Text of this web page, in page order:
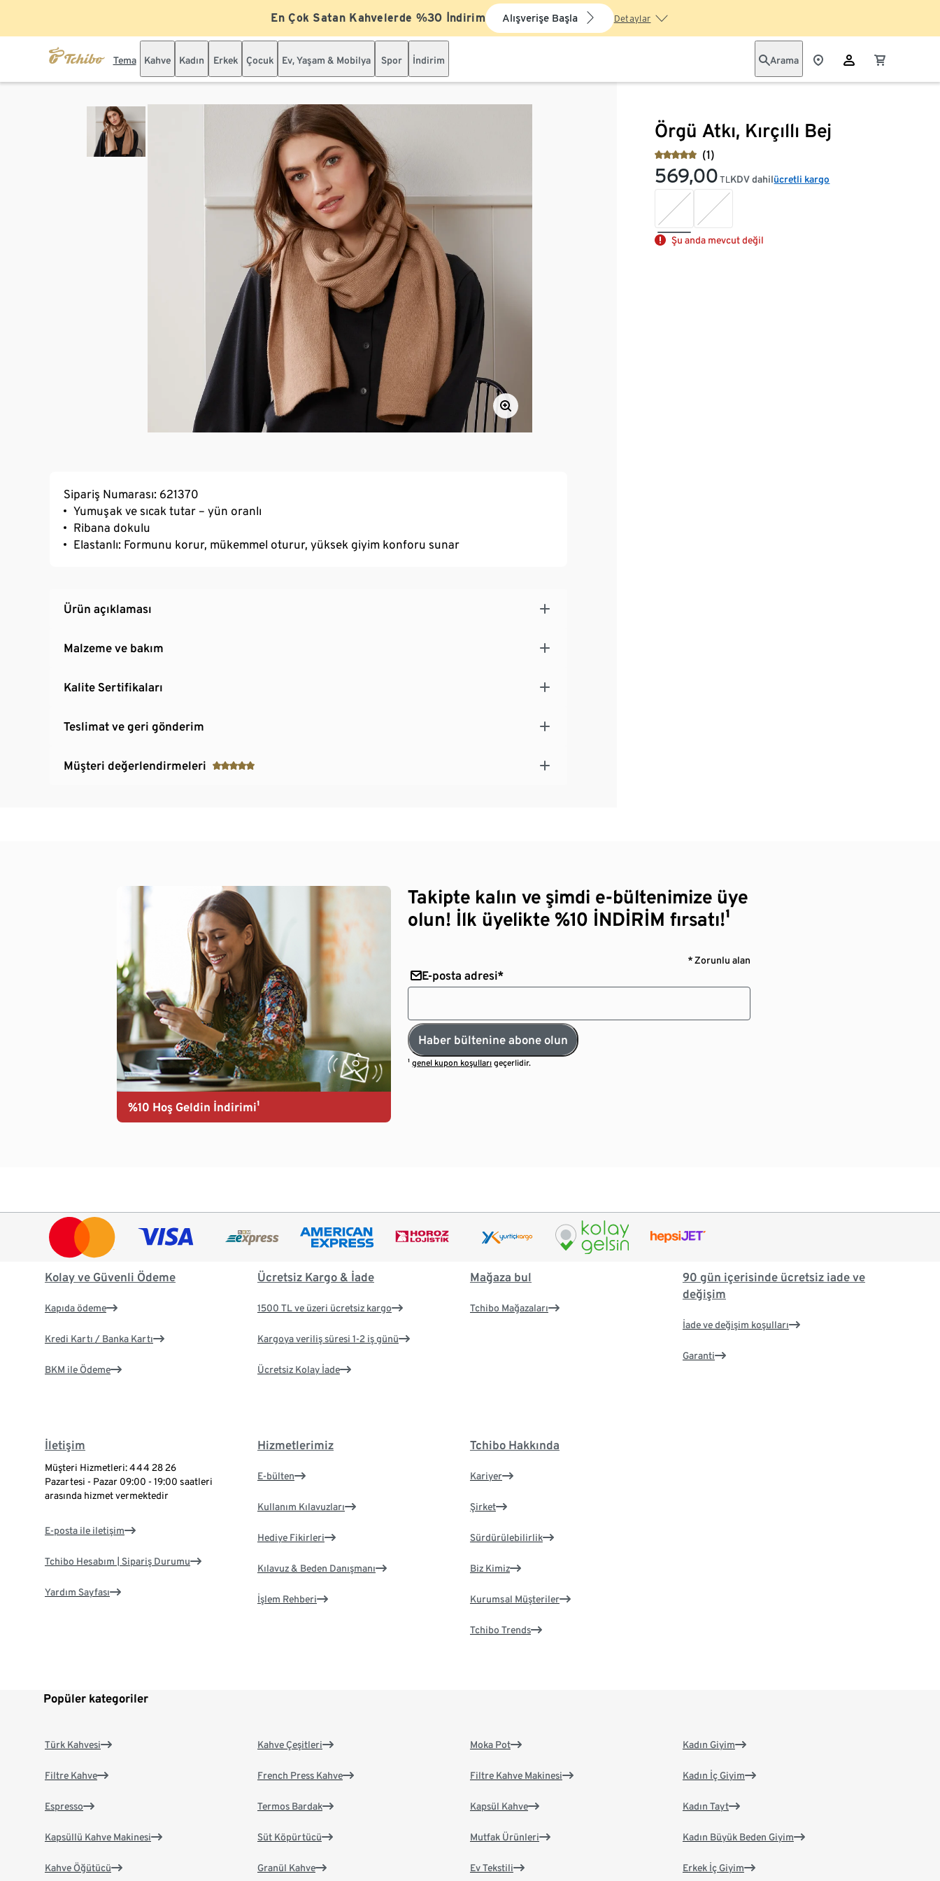
En Çok Satan Kahvelerde %30 İndirim Alışverişe Başla Detaylar
Tema Kahve Kadın Erkek Çocuk Ev, Yaşam & Mobilya Spor İndirim Arama
Örgü Atkı, Kırçıllı Bej
(1)
569,00 TLKDV dahilücretli kargo
Şu anda mevcut değil
Sipariş Numarası: 621370
Yumuşak ve sıcak tutar – yün oranlı
Ribana dokulu
Elastanlı: Formunu korur, mükemmel oturur, yüksek giyim konforu sunar
Ürün açıklaması
Malzeme ve bakım
Kalite Sertifikaları
Teslimat ve geri gönderim
Müşteri değerlendirmeleri
%10 Hoş Geldin İndirimi¹
Takipte kalın ve şimdi e-bültenimize üye
olun! İlk üyelikte %10 İNDİRİM fırsatı!¹
* Zorunlu alan
E-posta adresi*
Haber bültenine abone olun
¹genel kupon koşulları geçerlidir.
Kolay ve Güvenli Ödeme
Kapıda ödeme
Kredi Kartı / Banka Kartı
BKM ile Ödeme
Ücretsiz Kargo & İade
1500 TL ve üzeri ücretsiz kargo
Kargoya veriliş süresi 1-2 iş günü
Ücretsiz Kolay İade
Mağaza bul
Tchibo Mağazaları
90 gün içerisinde ücretsiz iade ve
değişim
İade ve değişim koşulları
Garanti
İletişim
Müşteri Hizmetleri: 444 28 26
Pazartesi - Pazar 09:00 - 19:00 saatleri
arasında hizmet vermektedir
E-posta ile iletişim
Tchibo Hesabım | Sipariş Durumu
Yardım Sayfası
Hizmetlerimiz
E-bülten
Kullanım Kılavuzları
Hediye Fikirleri
Kılavuz & Beden Danışmanı
İşlem Rehberi
Tchibo Hakkında
Kariyer
Şirket
Sürdürülebilirlik
Biz Kimiz
Kurumsal Müşteriler
Tchibo Trends
Popüler kategoriler
Türk Kahvesi
Filtre Kahve
Espresso
Kapsüllü Kahve Makinesi
Kahve Öğütücü
Kahve Çeşitleri
French Press Kahve
Termos Bardak
Süt Köpürtücü
Granül Kahve
Moka Pot
Filtre Kahve Makinesi
Kapsül Kahve
Mutfak Ürünleri
Ev Tekstili
Kadın Giyim
Kadın İç Giyim
Kadın Tayt
Kadın Büyük Beden Giyim
Erkek İç Giyim